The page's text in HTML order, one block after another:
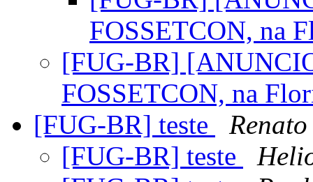
FOSSETCON, na
[FUG-BR]
FOSSETCON, na
[FUG-BR] teste
[FUG-BR] teste